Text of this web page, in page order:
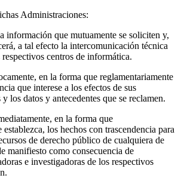
Administraciones:
información que mutuamente se soliciten y,
a tal efecto la intercomunicación técnica
centros de informática.
en la forma que reglamentariamente
que interese a los efectos de sus
los datos y antecedentes que se reclamen.
en la forma que
establezca, los hechos con trascendencia para
de derecho público de cualquiera de
manifiesto como consecuencia de
e investigadoras de los respectivos